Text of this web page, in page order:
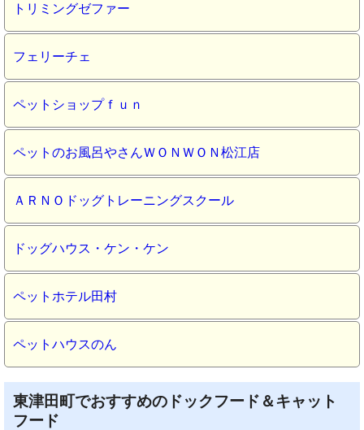
トリミングゼファー
フェリーチェ
ペットショップｆｕｎ
ペットのお風呂やさんＷＯＮＷＯＮ松江店
ＡＲＮＯドッグトレーニングスクール
ドッグハウス・ケン・ケン
ペットホテル田村
ペットハウスのん
東津田町でおすすめのドックフード＆キャット
フード